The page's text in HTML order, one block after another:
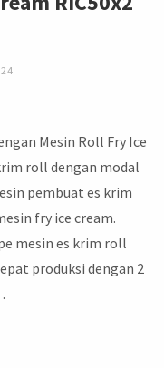
Mesin Roll Fry Ice
roll dengan modal
pembuat es krim
fry ice cream.
mesin es krim roll
produksi dengan 2